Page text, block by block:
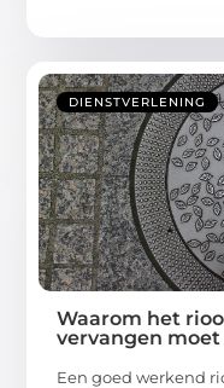
DIENSTVERLENING
Waarom het
vervangen
Een goed werkend